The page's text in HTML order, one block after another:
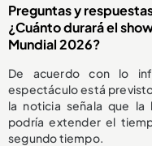
Preguntas y
¿Cuánto durará el
Mundial 2026?
De acuerdo con lo
espectáculo está
la noticia señala que
podría extender el
segundo tiempo.